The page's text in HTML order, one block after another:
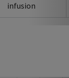
infusion